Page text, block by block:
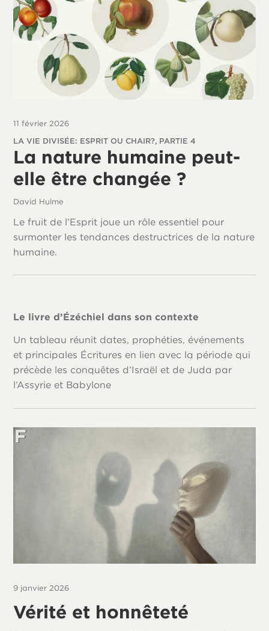
11 février 2026
LA VIE DIVISÉE: ESPRIT OU CHAIR?, PARTIE 4
La nature humaine peut-
elle être changée ?
David Hulme
Le fruit de l’Esprit joue un rôle essentiel pour
surmonter les tendances destructrices de la nature
humaine.
Le livre d’Ézéchiel dans son contexte
Un tableau réunit dates, prophéties, événements
et principales Écritures en lien avec la période qui
précède les conquêtes d’Israël et de Juda par
l’Assyrie et Babylone
9 janvier 2026
Vérité et honnêteté